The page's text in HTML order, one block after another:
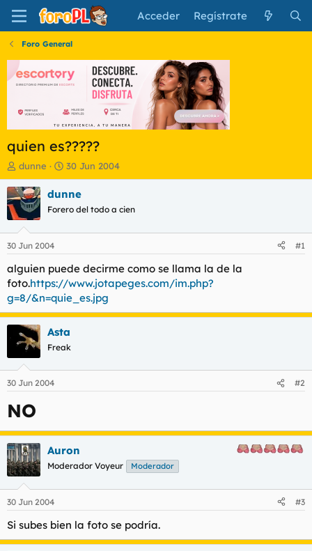
Acceder Regístrate
Foro General
quien es?????
I
n
i
c
i
a
d
o
r
d
e
l
t
e
m
dunne
F
e
c
a
i
n
i
c
i
o
30 Jun 2004
dunne
Forero del todo a cien
30 Jun 2004 #1
alguien puede decirme como se llama la de la
foto.https://www.jotapeges.com/im.php?
g=8/&n=quie_es.jpg
Asta
Freak
30 Jun 2004 #2
NO
Auron
Moderador Voyeur Moderador
30 Jun 2004 #3
Si subes bien la foto se podría.